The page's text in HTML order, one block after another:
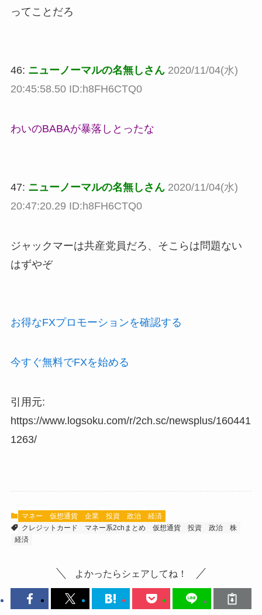
ってことだろ
46: ニューノーマルの名無しさん 2020/11/04(水)
20:45:58.50 ID:h8FH6CTQ0
わいのBABAが暴落しとったな
47: ニューノーマルの名無しさん 2020/11/04(水)
20:47:20.29 ID:h8FH6CTQ0
ジャックマーは共産党員だろ、そこらは問題ない
はずやぞ
お得なFXプロモーションを確認する
今すぐ無料でFXを始める
引用元:
https://www.logsoku.com/r/2ch.sc/newsplus/160441
1263/
マネー 仮想通貨 企業 投資 政治
経済
クレジットカード
マネー系2chまとめ 仮想通貨 投資 政治
株
経済
よかったらシェアしてね！